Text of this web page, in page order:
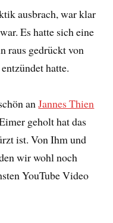
ausbrach, war klar
Es hatte sich eine
raus gedrückt von
hatte.
anJannes Thien
geholt hat das
ist. Von Ihm und
wir wohl noch
YouTube Video